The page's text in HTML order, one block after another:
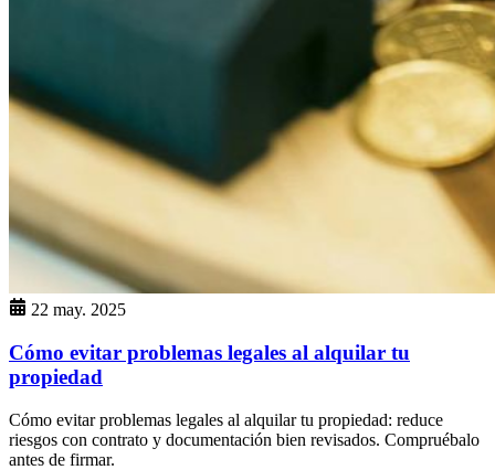
22 may. 2025
Cómo evitar problemas legales al alquilar tu
propiedad
Cómo evitar problemas legales al alquilar tu propiedad: reduce
riesgos con contrato y documentación bien revisados. Compruébalo
antes de firmar.